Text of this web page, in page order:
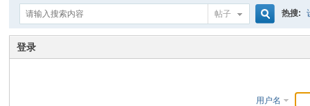
帖子
搜
热搜:
登录
用户名